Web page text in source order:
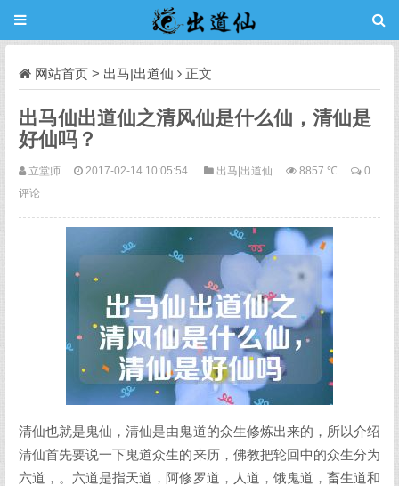
网站首页 > 出马|出道仙 正文
出马仙出道仙之清风仙是什么仙，清仙是
好仙吗？
立堂师 2017-02-14 10:05:54 出马|出道仙 8857 ℃
0
评论
清仙也就是鬼仙，清仙是由鬼道的众生修炼出来的，所以介绍
清仙首先要说一下鬼道众生的来历，佛教把轮回中的众生分为
六道，。六道是指天道，阿修罗道，人道，饿鬼道，畜生道和